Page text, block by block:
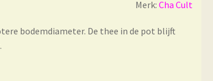
Merk: Cha Cult
bodemdiameter. De thee in de pot blijft